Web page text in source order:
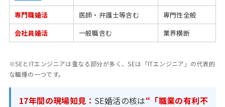
専門職婚活
医師・弁護士等含む
専門性全般
会社員婚活
一般職含む 業界横断
※SEとITエンジニアは重なる部分が多く、SEは「ITエンジニア」の代表的
な職種の一つです。
17年間の現場知見： SE婚活の核は“「職業の有利不